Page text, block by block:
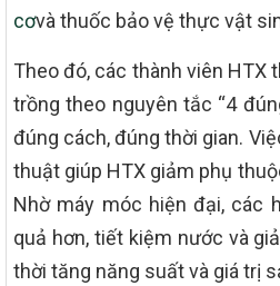
cơvà thuốc bảo vệ thực vật
Theo đó, các thành viên
trồng theo nguyên tắc “4
đúng cách, đúng thời gian.
thuật giúp HTX giảm phụ
Nhờ máy móc hiện đại, các
quả hơn, tiết kiệm nước và
thời tăng năng suất và giá trị